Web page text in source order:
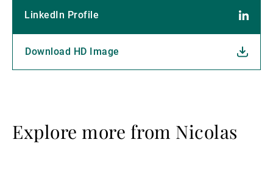
LinkedIn Profile
Download HD Image
Explore more from Nicolas